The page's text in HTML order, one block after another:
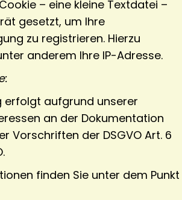
– eine kleine Textdatei –
gesetzt, um Ihre
zu registrieren. Hierzu
anderem Ihre IP-Adresse.
erfolgt aufgrund unserer
an der Dokumentation
Vorschriften der DSGVO Art. 6
finden Sie unter dem Punkt